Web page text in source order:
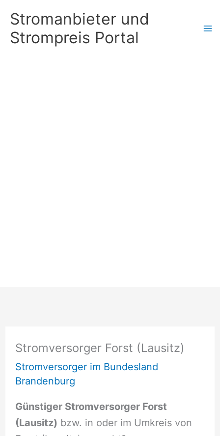
Inhalt
springen
Stromanbieter und
Strompreis Portal
Stromversorger Forst (Lausitz)
Stromversorger im Bundesland
Brandenburg
Günstiger Stromversorger Forst
(Lausitz) bzw. in oder im Umkreis von